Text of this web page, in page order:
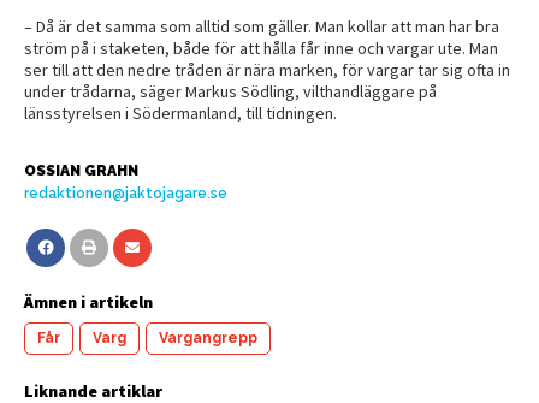
– Då är det samma som alltid som gäller. Man kollar att man har bra
ström på i staketen, både för att hålla får inne och vargar ute. Man
ser till att den nedre tråden är nära marken, för vargar tar sig ofta in
under trådarna, säger Markus Södling, vilthandläggare på
länsstyrelsen i Södermanland, till tidningen.
OSSIAN GRAHN
redaktionen@jaktojagare.se
Ämnen i artikeln
Får Varg Vargangrepp
Liknande artiklar